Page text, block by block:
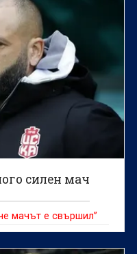
силен мач
мачът е свършил”